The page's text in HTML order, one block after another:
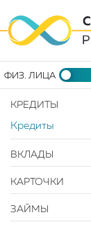
КРЕДИТЫ
Кредиты
ВКЛАДЫ
КАРТОЧКИ
ЗАЙМЫ